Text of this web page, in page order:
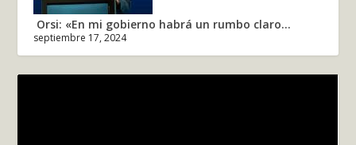
Orsi: «En mi gobierno habrá un rumbo claro...
septiembre 17, 2024